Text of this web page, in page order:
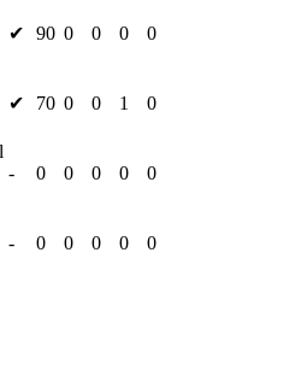
✔ 90 0 0 0 0
✔ 70 0 0 1 0
- 0 0 0 0 0
- 0 0 0 0 0